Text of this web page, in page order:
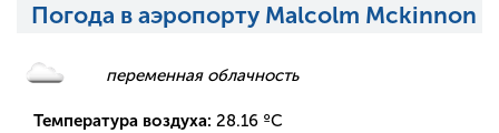
Погода в аэропорту Malcolm Mckinnon
переменная облачность
Температура воздуха: 28.16 ºC